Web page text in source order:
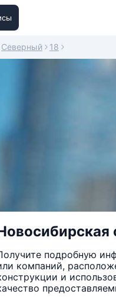
Северный 18
подробную
компаний,
и